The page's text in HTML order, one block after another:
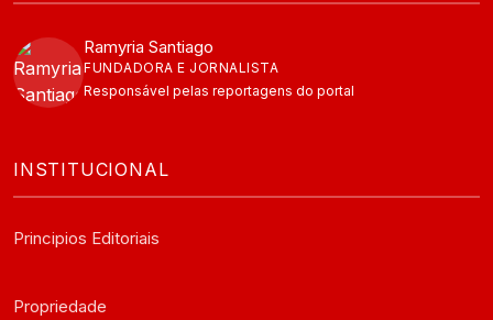
Ramyria Santiago
FUNDADORA E JORNALISTA
Responsável pelas reportagens do portal
INSTITUCIONAL
Principios Editoriais
Propriedade